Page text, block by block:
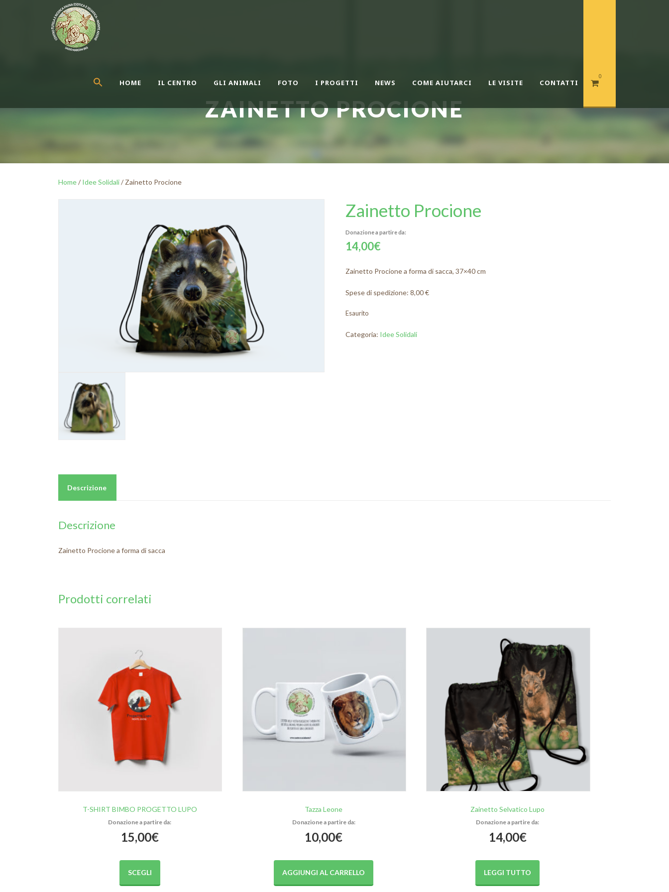
HOME IL CENTRO GLI ANIMALI FOTO I PROGETTI NEWS COME AIUTARCI LE VISITE CONTATTI
0
ZAINETTO PROCIONE
Home/ Idee Solidali/ Zainetto Procione
Zainetto Procione
14,00€
Zainetto Procione a forma di sacca, 37×40 cm
Spese di spedizione: 8,00 €
Esaurito
Categoria: Idee Solidali
Descrizione
Descrizione
Zainetto Procione a forma di sacca
Prodotti correlati
T-SHIRT BIMBO PROGETTO LUPO
15,00€
SCEGLI
Questo
Tazza Leone
10,00€
AGGIUNGI AL CARRELLO
Zainetto Selvatico Lupo
14,00€
LEGGI TUTTO